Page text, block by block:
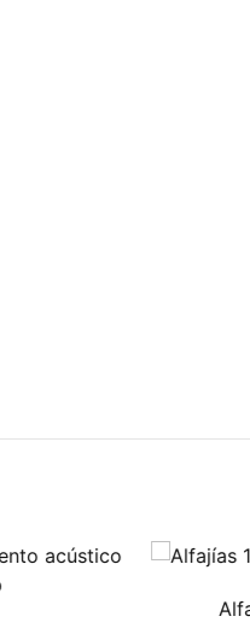
Alfajías 1 x 2"